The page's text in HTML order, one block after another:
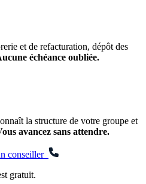
et de refacturation, dépôt des
échéance oubliée.
la structure de votre groupe et
avancez sans attendre.
conseiller
gratuit.